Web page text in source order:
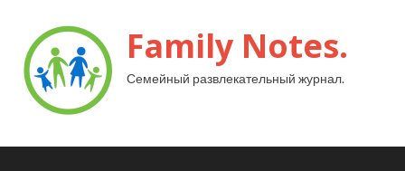
Family Notes.
Семейный развлекательный журнал.